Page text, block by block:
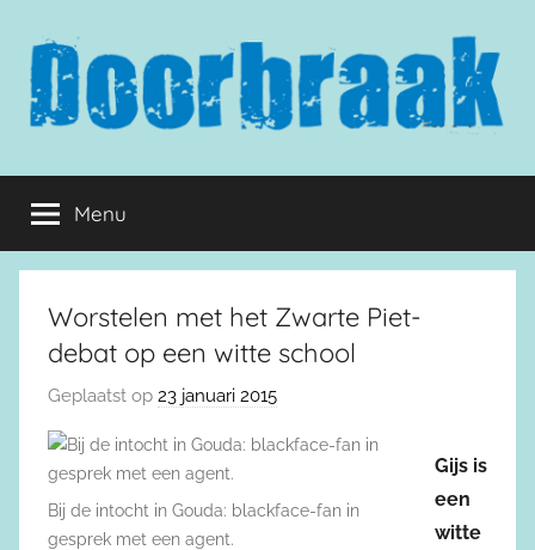
inhoud
springen
Doorbraak.eu
Menu
Worstelen met het Zwarte Piet-
debat op een witte school
Geplaatst op 23 januari 2015
Bij de intocht in Gouda: blackface-fan in
gesprek met een agent.
Gijs is
een
witte